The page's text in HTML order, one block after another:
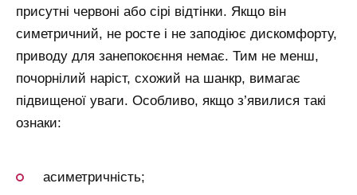
присутні червоні або сірі відтінки. Якщо він
симетричний, не росте і не заподіює дискомфорту,
приводу для занепокоєння немає. Тим не менш,
почорнілий наріст, схожий на шанкр, вимагає
підвищеної уваги. Особливо, якщо з’явилися такі
ознаки:
асиметричність;